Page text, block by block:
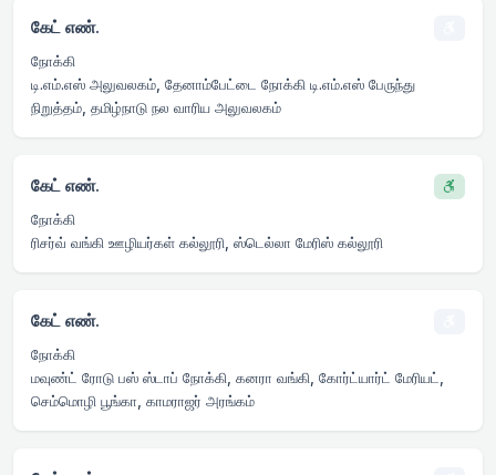
கேட் எண்.
நோக்கி
டி.எம்.எஸ் அலுவலகம், தேனாம்பேட்டை நோக்கி டி.எம்.எஸ் பேருந்து
நிறுத்தம், தமிழ்நாடு நல வாரிய அலுவலகம்
கேட் எண்.
நோக்கி
ரிசர்வ் வங்கி ஊழியர்கள் கல்லூரி, ஸ்டெல்லா மேரிஸ் கல்லூரி
கேட் எண்.
நோக்கி
மவுண்ட் ரோடு பஸ் ஸ்டாப் நோக்கி, கனரா வங்கி, கோர்ட்யார்ட் மேரியட்,
செம்மொழி பூங்கா, காமராஜர் அரங்கம்